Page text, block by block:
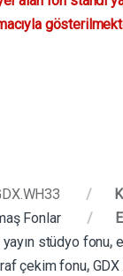
Fonlar
yayın stüdyo fonu,
çekim fonu,